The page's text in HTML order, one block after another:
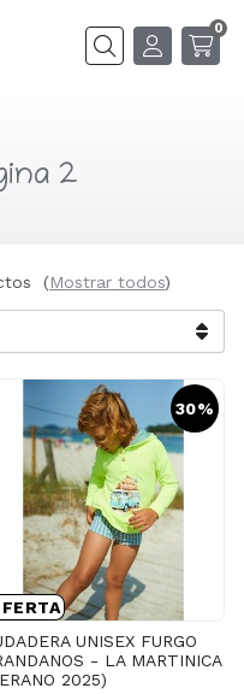
Buscar
0
2
(Mostrar todos)
30%
UNISEX FURGO
- LA MARTINICA
2025)